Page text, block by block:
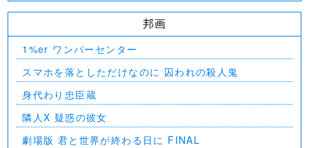
邦画
1%er ワンパーセンター
スマホを落としただけなのに 囚われの殺人鬼
身代わり忠臣蔵
隣人X 疑惑の彼女
劇場版 君と世界が終わる日に FINAL